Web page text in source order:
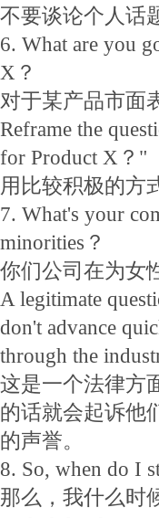
不要谈论个人话
6. What are you
X？
对于某产品市面
Reframe the
for Product X？"
用比较积极的方
7. What's your
minorities？
你们公司在为女
A legitimate
don't advance
through the
这是一个法律方
的话就会起诉他
的声誉。
8. So, when do I
那么，我什么时